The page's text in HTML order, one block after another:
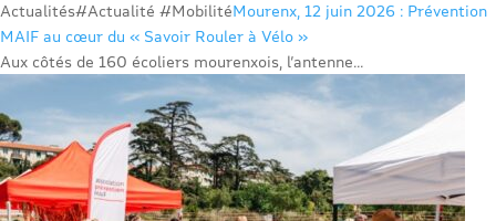
Actualités#Actualité #MobilitéMourenx, 12 juin 2026 : Prévention
MAIF au cœur du « Savoir Rouler à Vélo »
Aux côtés de 160 écoliers mourenxois, l’antenne...